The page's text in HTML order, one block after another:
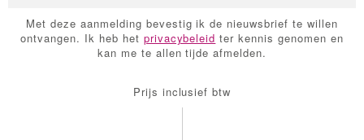
Met deze aanmelding bevestig ik de nieuwsbrief te willen
ontvangen. Ik heb het privacybeleid ter kennis genomen en
kan me te allen tijde afmelden.
Prijs inclusief btw